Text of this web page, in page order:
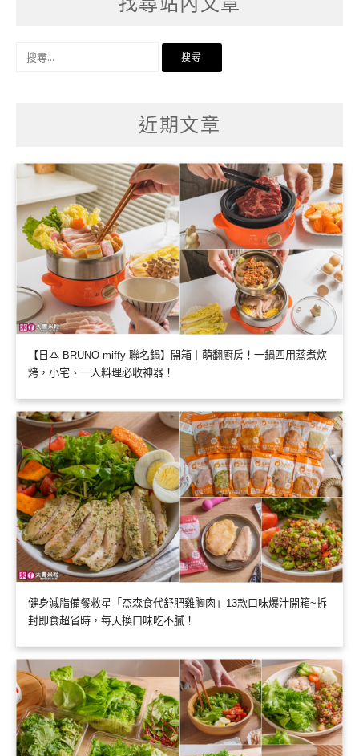
近期文章
【日本 BRUNO miffy 聯名鍋】開箱｜萌翻廚房！一鍋四用蒸煮炊
烤，小宅、一人料理必收神器！
健身減脂備餐救星「杰森食代舒肥雞胸肉」13款口味爆汁開箱~拆
封即食超省時，每天換口味吃不膩！